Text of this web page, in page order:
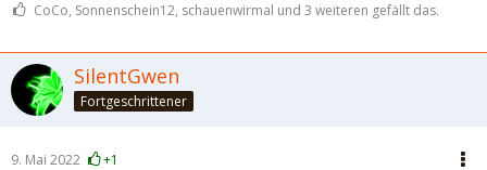
CoCo, Sonnenschein12, schauenwirmal und 3 weiteren gefällt das.
SilentGwen
Fortgeschrittener
9. Mai 2022 +1